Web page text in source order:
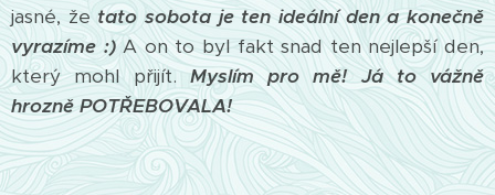
jasné, žetato sobota je ten ideální den a konečně
vyrazíme :)A on to byl fakt snad ten nejlepší den,
který mohl přijít.Myslím pro mě! Já to vážně
hrozně POTŘEBOVALA!